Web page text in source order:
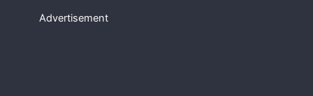
Advertisement